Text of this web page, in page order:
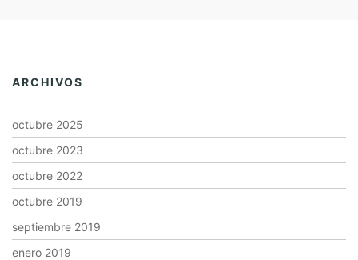
ARCHIVOS
octubre 2025
octubre 2023
octubre 2022
octubre 2019
septiembre 2019
enero 2019